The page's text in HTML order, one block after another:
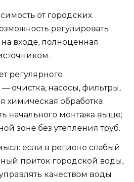
от городских
регулировать
входе, полноценная
регулярного
очистка, насосы, фильтры,
химическая обработка
начального монтажа выше;
зоне без утепления труб.
если в регионе слабый
приток городской воды,
качеством воды